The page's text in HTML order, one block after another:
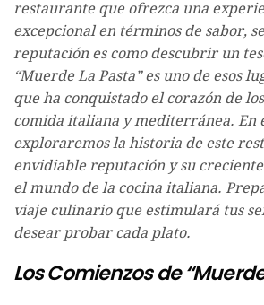
restaurante que ofrezca una
excepcional en términos de sabor,
reputación es como descubrir un
“Muerde La Pasta” es uno de esos
que ha conquistado el corazón de
comida italiana y mediterránea. En
exploraremos la historia de este
envidiable reputación y su
el mundo de la cocina italiana.
viaje culinario que estimulará tus
desear probar cada plato.
Los Comienzos de